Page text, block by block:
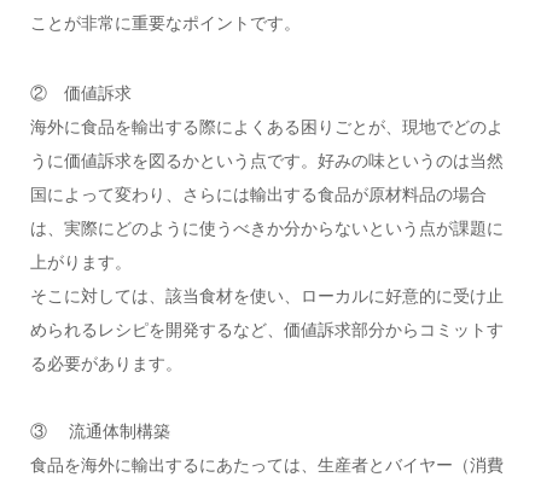
ことが非常に重要なポイントです。
② 価値訴求
海外に食品を輸出する際によくある困りごとが、現地でどのよ
うに価値訴求を図るかという点です。好みの味というのは当然
国によって変わり、さらには輸出する食品が原材料品の場合
は、実際にどのように使うべきか分からないという点が課題に
上がります。
そこに対しては、該当食材を使い、ローカルに好意的に受け止
められるレシピを開発するなど、価値訴求部分からコミットす
る必要があります。
③ 流通体制構築
食品を海外に輸出するにあたっては、生産者とバイヤー（消費